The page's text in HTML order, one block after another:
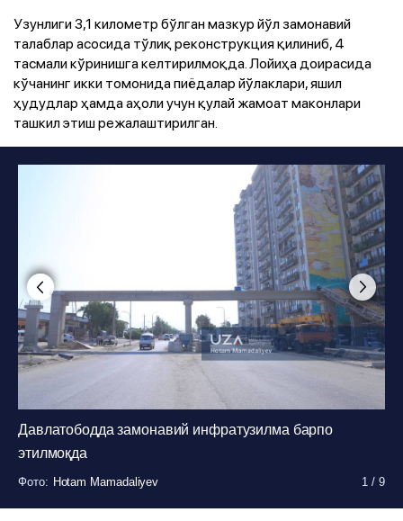
Узунлиги 3,1 километр бўлган мазкур йўл замонавий
талаблар асосида тўлиқ реконструкция қилиниб, 4
тасмали кўринишга келтирилмоқда. Лойиҳа доирасида
кўчанинг икки томонида пиёдалар йўлаклари, яшил
ҳудудлар ҳамда аҳоли учун қулай жамоат маконлари
ташкил этиш режалаштирилган.
Давлатободда замонавий инфратузилма барпо
этилмоқда
Фото: Hotam Mamadaliyev 1 /9
Фото: Hotam Mamadaliyev 1 /9
Фото: Hotam Mamadaliyev 1 /9
Фото: Hotam Mamadaliyev 1 /9
Фото: Hotam Mamadaliyev 1 /9
Фото: Hotam Mamadaliyev 1 /9
Фото: Hotam Mamadaliyev 1 /9
Фото: Hotam Mamadaliyev 1 /9
Фото: Hotam Mamadaliyev 1 /9